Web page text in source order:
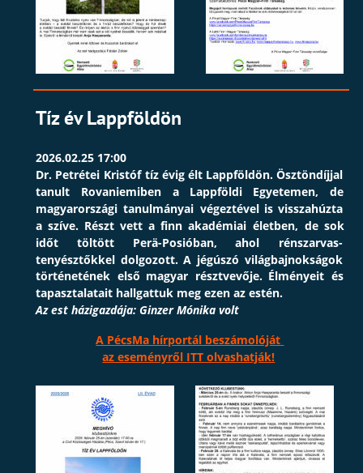
Tíz év Lappföldön
2026.02.25 17:00
Dr. Petrétei Kristóf tíz évig élt Lappföldön. Ösztöndíjjal
tanult
Rovaniemiben a Lappföldi Egyetemen,
de
magyarországi tanulmányai végeztével is visszahúzta
a szíve. Részt vett a finn akadémiai életben, de sok
időt
töltött Perä-Posióban, ahol
rénszarvas-
tenyésztőkkel dolgozott. A jégúszó világbajnokságok
történetének első magyar résztvevője. Élményeit és
tapasztalatait hallgattuk meg ezen az estén.
Az est házigazdája: Ginzer Mónika volt
A PécsMa hírportál beszámolóját
az eseményről ITT olvashatják!